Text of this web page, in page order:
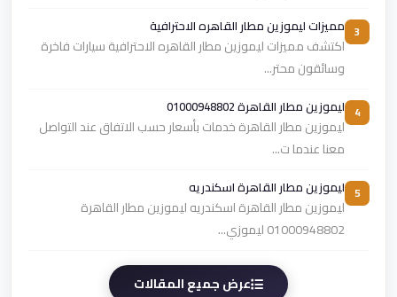
مميزات ليموزين مطار القاهره الاحترافية
اكتشف مميزات ليموزين مطار القاهره الاحترافية سيارات فاخرة
وسائقون محتر...
ليموزين مطار القاهرة 01000948802
ليموزين مطار القاهرة خدمات بأسعار حسب الاتفاق عند التواصل
معنا عندما ت...
ليموزين مطار القاهرة اسكندريه
ليموزين مطار القاهرة اسكندريه ليموزين مطار القاهرة
01000948802 ليموزي...
عرض جميع المقالات